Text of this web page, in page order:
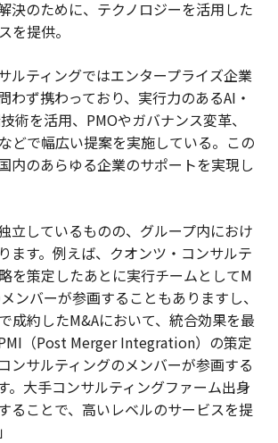
決のために、テクノロジーを活用した
を提供。
ルティングではエンタープライズ企業
わず携わっており、実行力のあるAI・
術を活用、PMOやガバナンス変革、
どで幅広い提案を実施している。この
内のあらゆる企業のサポートを実現し
立しているものの、グループ内におけ
ます。例えば、クオンツ・コンサルテ
を策定したあとに実行チームとしてM
ンバーが参画することもありますし、
成約したM&Aにおいて、統合効果を最
（Post Merger Integration）の策定
ンサルティングのメンバーが参画する
。大手コンサルティングファーム出身
ることで、高いレベルのサービスを提